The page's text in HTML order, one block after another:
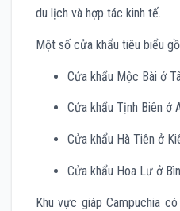
du lịch và hợp tác kinh tế.
Một số cửa khẩu tiêu biểu
Cửa khẩu Mộc Bài ở
Cửa khẩu Tịnh Biên ở
Cửa khẩu Hà Tiên ở
Cửa khẩu Hoa Lư ở
Khu vực giáp Campuchia